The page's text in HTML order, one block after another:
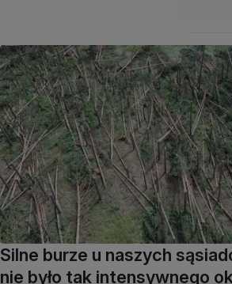
Silne burze u naszych
nie było tak intensywnego